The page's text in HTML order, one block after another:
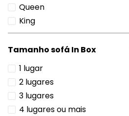
Queen
King
Tamanho sofá In Box
1 lugar
2 lugares
3 lugares
4 lugares ou mais